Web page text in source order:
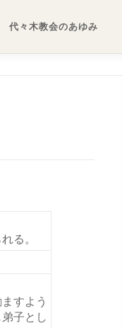
代々木教会のあゆみ
る。
すよう
子とし